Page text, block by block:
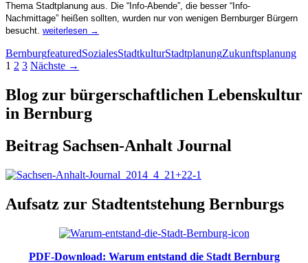
Thema Stadtplanung aus. Die “Info-Abende”, die besser “Info-
Nachmittage” heißen sollten, wurden nur von wenigen Bernburger Bürgern
besucht. Ist
Stadtentwicklung
unsozial?
Keiner
das
im
Moment!
weiterlesen →
BernburgfeaturedSozialesStadtkulturStadtplanungZukunftsplanung
Beitragsnavigation
1 2 3 Nächste →
Blog zur bürgerschaftlichen Lebenskultur
in Bernburg
Beitrag Sachsen-Anhalt Journal
Aufsatz zur Stadtentstehung Bernburgs
PDF-Download: Warum entstand die Stadt Bernburg